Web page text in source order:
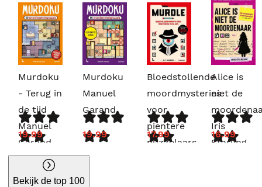
Murdoku
- Terug in
de tijd
Manuel
Garand
19.99
Murdoku
Manuel
Garand
19.99
Bloedstollende
moordmysteries
voor
pientere
puzzelaars
17.99
Alice is
niet de
Iris
Starling
16.99
Bekijk de top 100